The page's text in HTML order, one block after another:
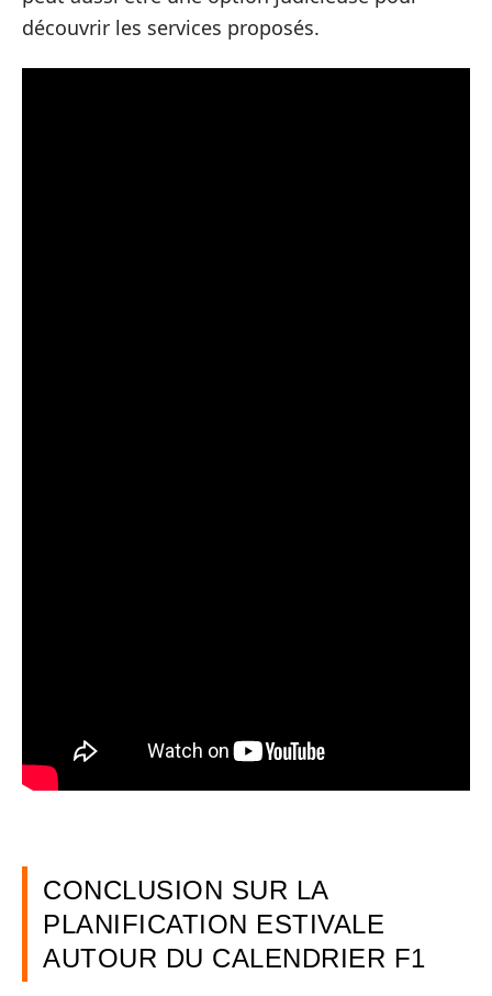
découvrir les services proposés.
CONCLUSION SUR LA
PLANIFICATION ESTIVALE
AUTOUR DU CALENDRIER F1